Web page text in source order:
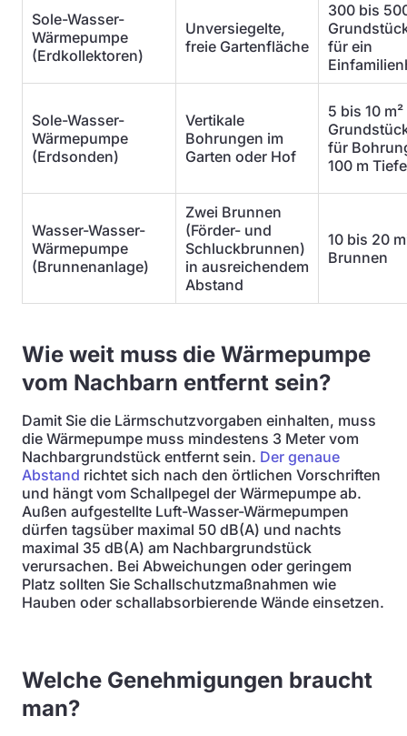
Sole-Wasser-
Wärmepumpe
(Erdkollektoren)
Unversiegelte,
freie Gartenfläche
300 bis
für ein
Sole-Wasser-
Wärmepumpe
(Erdsonden)
Vertikale
Bohrungen im
Garten oder Hof
5 bis 10 m²
für
100 m Tiefe
Wasser-Wasser-
Wärmepumpe
(Brunnenanlage)
Zwei Brunnen
(Förder- und
Schluckbrunnen)
in ausreichendem
Abstand
10 bis 20
Brunnen
Wie weit muss die Wärmepumpe
vom Nachbarn entfernt sein?
Damit Sie die Lärmschutzvorgaben einhalten, muss
die Wärmepumpe muss mindestens 3 Meter vom
Nachbargrundstück entfernt sein. Der genaue
Abstand richtet sich nach den örtlichen Vorschriften
und hängt vom Schallpegel der Wärmepumpe ab.
Außen aufgestellte Luft-Wasser-Wärmepumpen
dürfen tagsüber maximal 50 dB(A) und nachts
maximal 35 dB(A) am Nachbargrundstück
verursachen. Bei Abweichungen oder geringem
Platz sollten Sie Schallschutzmaßnahmen wie
Hauben oder schallabsorbierende Wände einsetzen.
Welche Genehmigungen braucht
man?